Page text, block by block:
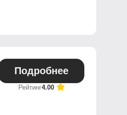
Подробнее
Рейтинг4.00